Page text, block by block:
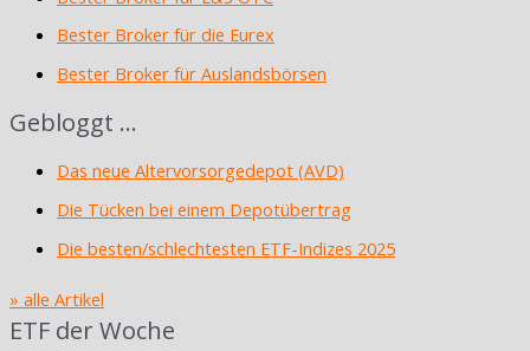
Bester Broker für die Eurex
Bester Broker für Auslandsbörsen
Gebloggt …
Das neue Altervorsorgedepot (AVD)
Die Tücken bei einem Depotübertrag
Die besten/schlechtesten ETF-Indizes 2025
» alle Artikel
ETF der Woche